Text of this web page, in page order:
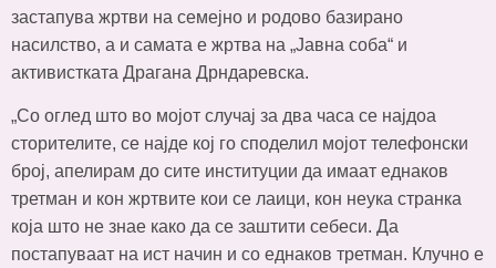
застапува жртви на семејно и родово базирано
насилство, а и самата е жртва на „Јавна соба“ и
активистката Драгана Дрндаревска.
„Со оглед што во мојот случај за два часа се најдоа
сторителите, се најде кој го споделил мојот телефонски
број, апелирам до сите институции да имаат еднаков
третман и кон жртвите кои се лаици, кон неука странка
која што не знае како да се заштити себеси. Да
постапуваат на ист начин и со еднаков третман. Клучно е